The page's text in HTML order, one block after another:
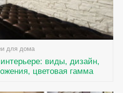
для дома
виды, дизайн,
цветовая гамма